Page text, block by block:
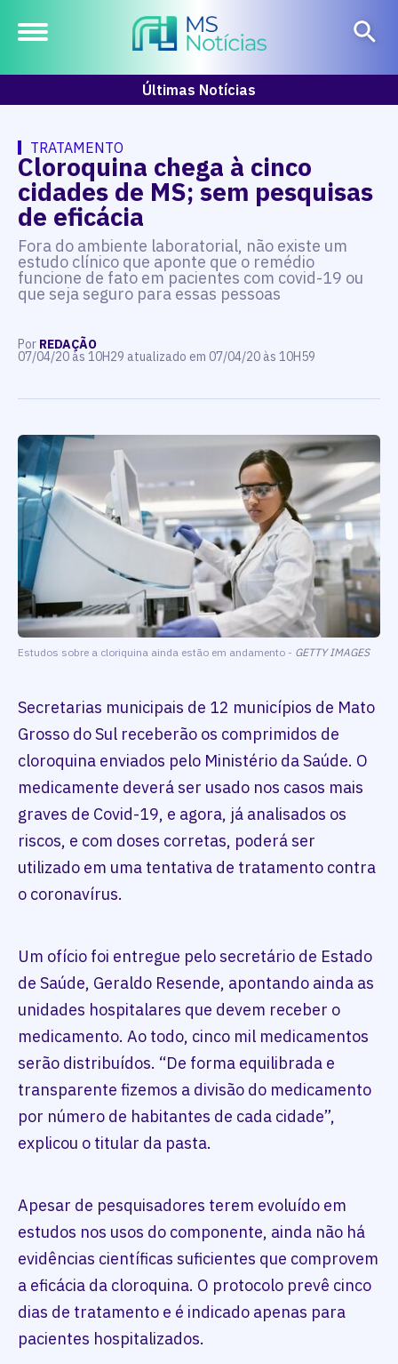
Últimas Notícias
TRATAMENTO
Cloroquina chega à cinco
cidades de MS; sem pesquisas
de eficácia
Fora do ambiente laboratorial, não existe um
estudo clínico que aponte que o remédio
funcione de fato em pacientes com covid-19 ou
que seja seguro para essas pessoas
Por REDAÇÃO
07/04/20 às 10H29 atualizado em 07/04/20 às 10H59
Estudos sobre a cloriquina ainda estão em andamento - GETTY IMAGES
Secretarias municipais de 12 municípios de Mato
Grosso do Sul receberão os comprimidos de
cloroquina enviados pelo Ministério da Saúde. O
medicamente deverá ser usado nos casos mais
graves de Covid-19, e agora, já analisados os
riscos, e com doses corretas, poderá ser
utilizado em uma tentativa de tratamento contra
o coronavírus.
Um ofício foi entregue pelo secretário de Estado
de Saúde, Geraldo Resende, apontando ainda as
unidades hospitalares que devem receber o
medicamento. Ao todo, cinco mil medicamentos
serão distribuídos. “De forma equilibrada e
transparente fizemos a divisão do medicamento
por número de habitantes de cada cidade”,
explicou o titular da pasta.
Apesar de pesquisadores terem evoluído em
estudos nos usos do componente, ainda não há
evidências científicas suficientes que comprovem
a eficácia da cloroquina. O protocolo prevê cinco
dias de tratamento e é indicado apenas para
pacientes hospitalizados.